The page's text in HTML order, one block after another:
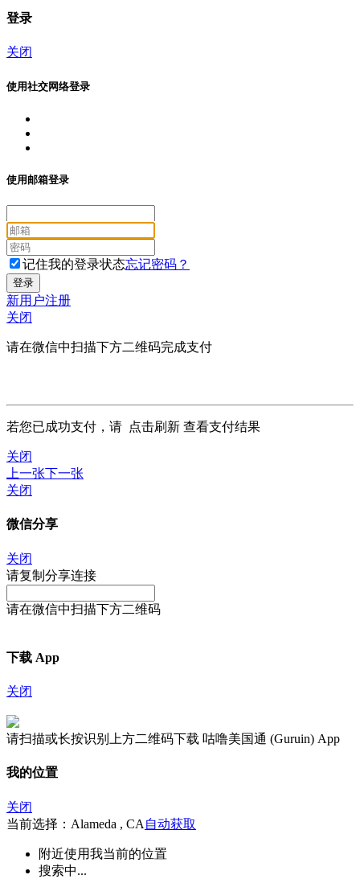
登录
关闭
使用社交网络登录
使用邮箱登录
记住我的登录状态忘记密码？
新用户注册
关闭
请在微信中扫描下方二维码完成支付
若您已成功支付，请 点击刷新 查看支付结果
关闭
上一张下一张
关闭
微信分享
关闭
请复制分享连接
请在微信中扫描下方二维码
下载 App
关闭
请扫描或长按识别上方二维码下载 咕噜美国通 (Guruin) App
我的位置
关闭
当前选择：Alameda , CA 自动获取
附近使用我当前的位置
搜索中...